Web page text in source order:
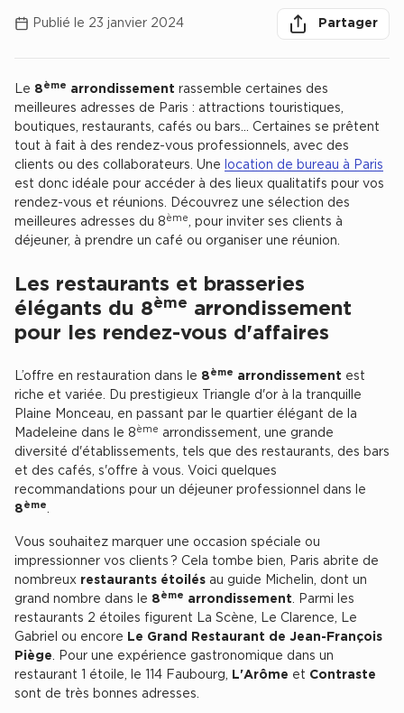
Location d'Entrepôts / Activités
Location d'Entrepôts / Activités à Aix-en-Provence
Location d'Entrepôts / Activités à Saint-Priest
Location d'Entrepôts / Activités à Massy
Location d'Entrepôts / Activités à Rennes
Achat d'Entrepôts / Activités
Achat d'Entrepôts / Activités en Ille-et-Vilaine
Achat d'Entrepôts / Activités à Aubagne
Achat d'Entrepôts / Activités à Toulouse
Achat d'Entrepôts / Activités à Dijon
Collections d'Entrepôts / Activités
Entrepôts et Locaux d'activités avec quai de
chargement
Entrepôts et Locaux d'activités - Programmes neufs
Publié le 23 janvier 2024
Partager
Partager sur
Partager
Partager
Le 8 ème arrondissement rassemble certaines des
meilleures adresses de Paris : attractions touristiques,
boutiques, restaurants, cafés ou bars... Certaines se prêtent
tout à fait à des rendez-vous professionnels, avec des
clients ou des collaborateurs. Une
location de bureau à Paris
est donc idéale pour accéder à des lieux qualitatifs pour vos
rendez-vous et réunions. Découvrez une sélection des
meilleures adresses du 8 ème, pour inviter ses clients à
déjeuner, à prendre un café ou organiser une réunion.
Les restaurants et brasseries
élégants du 8ème arrondissement
pour les rendez-vous d'affaires
L’offre en restauration dans le 8 ème arrondissement est
riche et variée. Du prestigieux Triangle d'or à la tranquille
Plaine Monceau, en passant par le quartier élégant de la
Madeleine dans le 8 ème arrondissement, une grande
diversité d'établissements, tels que des restaurants, des bars
et des cafés, s'offre à vous. Voici quelques
recommandations pour un déjeuner professionnel dans le
8 ème.
Vous souhaitez marquer une occasion spéciale ou
impressionner vos clients ? Cela tombe bien, Paris abrite de
nombreux restaurants étoilés au guide Michelin, dont un
grand nombre dans le 8 ème arrondissement. Parmi les
restaurants 2 étoiles figurent La Scène, Le Clarence, Le
Gabriel ou encore Le Grand Restaurant de Jean-François
Piège. Pour une expérience gastronomique dans un
restaurant 1 étoile, le 114 Faubourg, L'Arôme et Contraste
sont de très bonnes adresses.